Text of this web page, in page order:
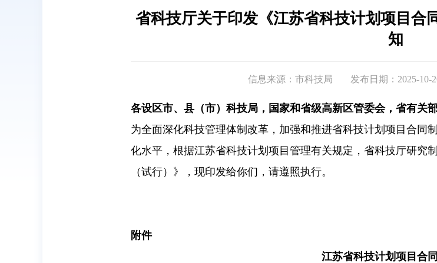
省科技厅关于印发《江苏省科技计划项目合
知
信息来源：市科技局 发布日期：2025-10-
各设区市、县（市）科技局，国家和省级高新区管委会，省有关
为全面深化科技管理体制改革，加强和推进省科技计划项目合同
化水平，根据江苏省科技计划项目管理有关规定，省科技厅研究
（试行）》，现印发给你们，请遵照执行。
附件
江苏省科技计划项目合